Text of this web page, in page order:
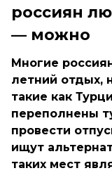
россиян
— можно
Многие
летний отдых,
такие как
переполнены
провести
ищут
таких мест